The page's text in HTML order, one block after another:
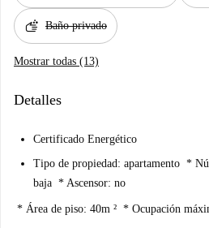
soap Baño privado
Mostrar todas (13)
Detalles
Certificado Energético
Tipo de propiedad: apartamento *
baja * Ascensor: no
* Área de piso: 40m ² * Ocupación